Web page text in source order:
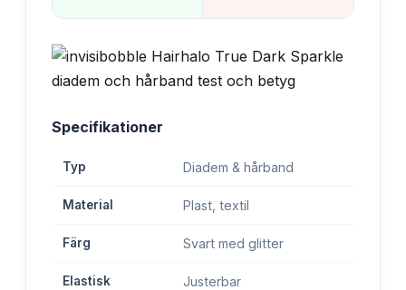
Specifikationer
Typ Diadem & hårband
Material Plast, textil
Färg Svart med glitter
Elastisk Justerbar